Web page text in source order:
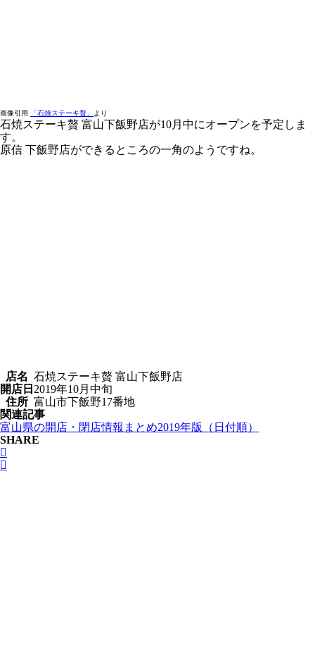
画像引用 「石焼ステーキ贅」 より
石焼ステーキ贅 富山下飯野店が10月中にオープンを予定しま
す。
原信 下飯野店ができるところの一角のようですね。
店名 石焼ステーキ贅 富山下飯野店
開店日 2019年10月中旬
住所 富山市下飯野17番地
関連記事
富山県の開店・閉店情報まとめ2019年版（日付順）
SHARE